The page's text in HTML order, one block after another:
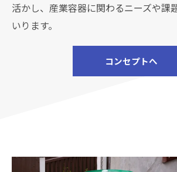
活かし、産業容器に関わるニーズや課
いります。
コンセプトへ